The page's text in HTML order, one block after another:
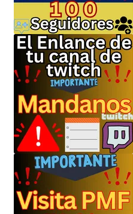
JuanSabeloTodo
JuanSabeloTodo tu Anfitrión
Mi cuenta
Nicky Jam
NickyJam PMFs/FAQs
Papi Longaniza
PMF FAQs